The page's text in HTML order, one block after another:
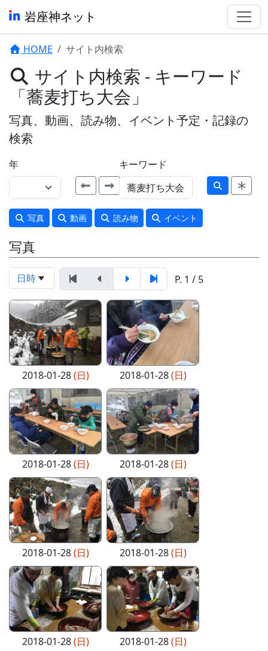
岩座神ネット
HOME サイト内検索
サイト内検索 - キーワード
「蕎麦打ち大会」
写真、動画、読み物、イベント予定・記録の
検索
年 キーワード
写真 動画 読み物 イベント
写真
日時 P. 1 / 5
2018-01-28(日) 2018-01-28(日)
2018-01-28(日) 2018-01-28(日)
2018-01-28(日) 2018-01-28(日)
2018-01-28(日) 2018-01-28(日)